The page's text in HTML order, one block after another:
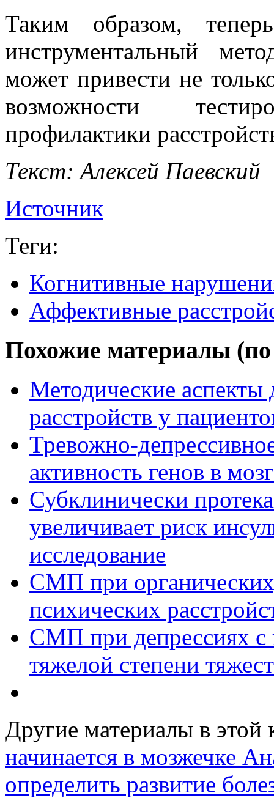
Таким образом,
инструментальный
может привести не
возможности
профилактики
Текст: Алексей Паевский
Источник
Теги:
Когнитивные
Аффективные
Похожие материалы (по
Методические аспекты
расстройств у
Тревожно-
активность генов в
Субклинически
увеличивает риск
исследование
СМП при
психических
СМП при депрессиях с
тяжелой степени
Другие материалы в этой
начинается в мозжечке
определить развитие